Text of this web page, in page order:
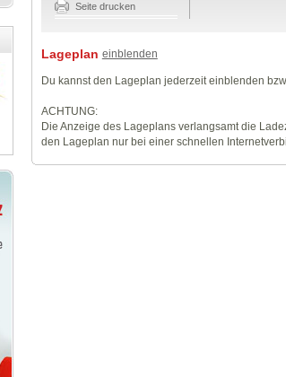
Seite drucken
Lageplan einblenden
Du kannst den Lageplan jederzeit einblenden
ACHTUNG:
Die Anzeige des Lageplans verlangsamt die
den Lageplan nur bei einer schnellen